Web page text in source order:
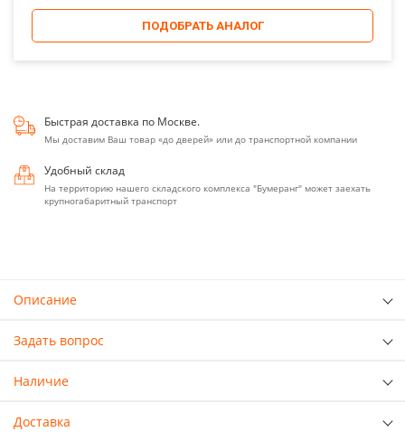
ПОДОБРАТЬ АНАЛОГ
Быстрая доставка по Москве.
Мы доставим Ваш товар «до дверей» или до транспортной компании
Удобный склад
На территорию нашего складского комплекса "Бумеранг" может заехать
крупногабаритный транспорт
Описание
Задать вопрос
Наличие
Доставка